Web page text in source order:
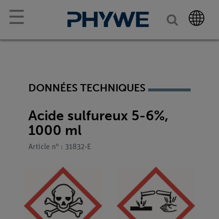
☰
DONNÉES TECHNIQUES
Acide sulfureux 5-6%,
1000 ml
Article n° : 31832-E